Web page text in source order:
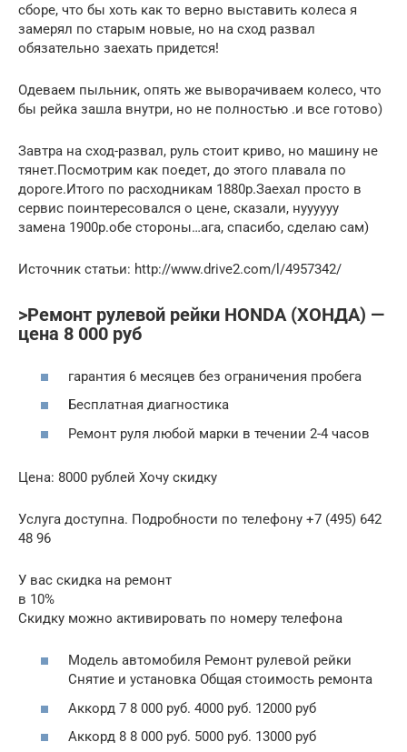
сборе, что бы хоть как то верно выставить колеса я
замерял по старым новые, но на сход развал
обязательно заехать придется!
Одеваем пыльник, опять же выворачиваем колесо, что
бы рейка зашла внутри, но не полностью .и все готово)
Завтра на сход-развал, руль стоит криво, но машину не
тянет.Посмотрим как поедет, до этого плавала по
дороге.Итого по расходникам 1880р.Заехал просто в
сервис поинтересовался о цене, сказали, нуууууу
замена 1900р.обе стороны…ага, спасибо, сделаю сам)
Источник статьи: http://www.drive2.com/l/4957342/
>Ремонт рулевой рейки HONDA (ХОНДА) —
цена 8 000 руб
гарантия 6 месяцев без ограничения пробега
Бесплатная диагностика
Ремонт руля любой марки в течении 2-4 часов
Цена: 8000 рублей Хочу скидку
Услуга доступна. Подробности по телефону +7 (495) 642
48 96
У вас скидка на ремонт
в 10%
Скидку можно активировать по номеру телефона
Модель автомобиля Ремонт рулевой рейки
Снятие и установка Общая стоимость ремонта
Аккорд 7 8 000 руб. 4000 руб. 12000 руб
Аккорд 8 8 000 руб. 5000 руб. 13000 руб